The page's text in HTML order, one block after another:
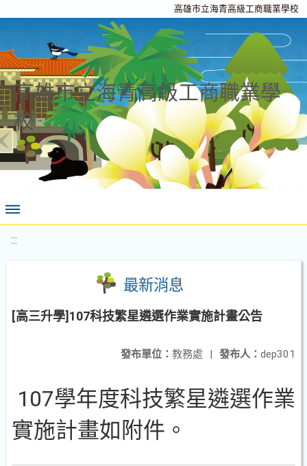
高雄市立海青高級工商職業學校
高雄市立海青高級工商職業學
校
:::
最新消息
[高三升學]107科技繁星遴選作業實施計畫公告
發布人： dep301
發布單位： 教務處 |
107學年度科技繁星遴選作業
實施計畫如附件。